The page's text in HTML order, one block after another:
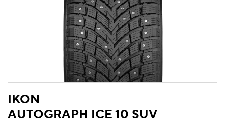
IKON
AUTOGRAPH ICE 10 SUV